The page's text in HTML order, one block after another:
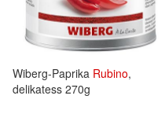
Wiberg-Paprika Rubino,
delikatess 270g